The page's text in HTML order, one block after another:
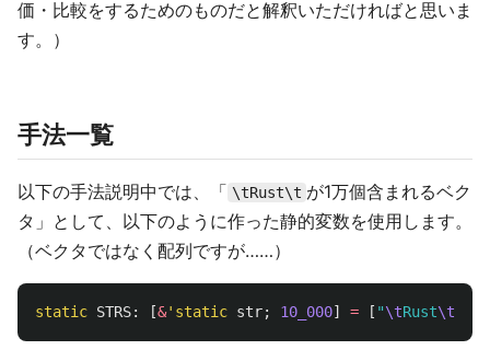
価・比較をするためのものだと解釈いただければと思いま
す。）
手法一覧
以下の手法説明中では、「 \tRust\t が1万個含まれるベク
タ」として、以下のように作った静的変数を使用します。
（ベクタではなく配列ですが……）
static STRS: [&'static str; 10_000] = [ "\tRust\t